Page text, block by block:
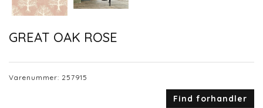
GREAT OAK ROSE
Varenummer: 257915
Find forhandler